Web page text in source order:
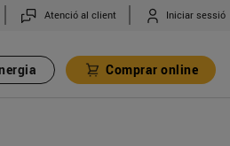
Atenció al client Iniciar sessió
Comprar online